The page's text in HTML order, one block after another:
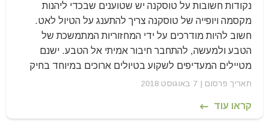
נקודות חשובות על טוסקנה יש שטוענים שבכדי ליהנות
מקסמה ויופייה של טוסקנה צריך להתענג על הטיול לאט.
חשוב להיות מודרכים על ידי המחזוריות המתמשכת של
הטבע ולמעשה, להתחבר חיבור אמיתי אל הטבע. ישנם
מטיילים המעדיפים לשקוע בטיולים ארוכים במיוחד בחיק
תאריך פרסום | 7 באוגוסט 2018
קראו עוד